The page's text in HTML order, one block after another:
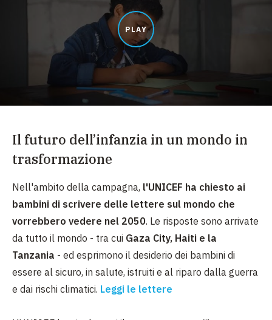
PLAY
Il futuro dell’infanzia in un mondo in
trasformazione
Nell'ambito della campagna, l'UNICEF ha chiesto ai
bambini di scrivere delle lettere sul mondo che
vorrebbero vedere nel 2050. Le risposte sono arrivate
da tutto il mondo - tra cui Gaza City, Haiti e la
Tanzania - ed esprimono il desiderio dei bambini di
essere al sicuro, in salute, istruiti e al riparo dalla guerra
e dai rischi climatici. Leggi le lettere